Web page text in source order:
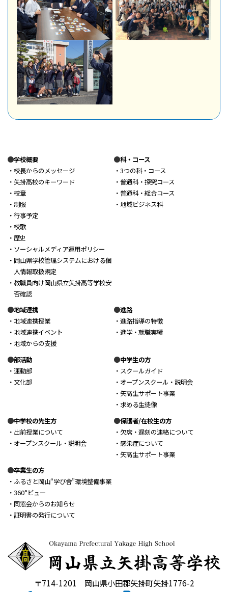
学校概要
・校長からのメッセージ
・矢掛高校のキーワード
・校章
・制服
・行事予定
・校歌
・歴史
・ソーシャルメディア運用ポリシー
・岡山県学校管理システムにおける個
人情報取扱規定
・教職員向け岡山県立矢掛高等学校安
否確認
科・コース
・3つの科・コース
・普通科・探究コース
・普通科・総合コース
・地域ビジネス科
地域連携
・地域連携授業
・地域連携イベント
・地域からの支援
進路
・進路指導の特徴
・進学・就職実績
部活動
・運動部
・文化部
中学生の方
・スクールガイド
・オープンスクール・説明会
・矢高生サポート事業
・求める生徒像
中学校の先生方
・出前授業について
・オープンスクール・説明会
保護者/在校生の方
・欠席・遅刻の連絡について
・感染症について
・矢高生サポート事業
卒業生の方
・ふるさと岡山“学び舎”環境整備事業
・360°ビュー
・同窓会からのお知らせ
・証明書の発行について
〒714-1201 岡山県小田郡矢掛町矢掛1776-2